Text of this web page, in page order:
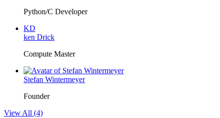
Python/C Developer
KD
ken Drick
Compute Master
Stefan Wintermeyer
Founder
View All (4)